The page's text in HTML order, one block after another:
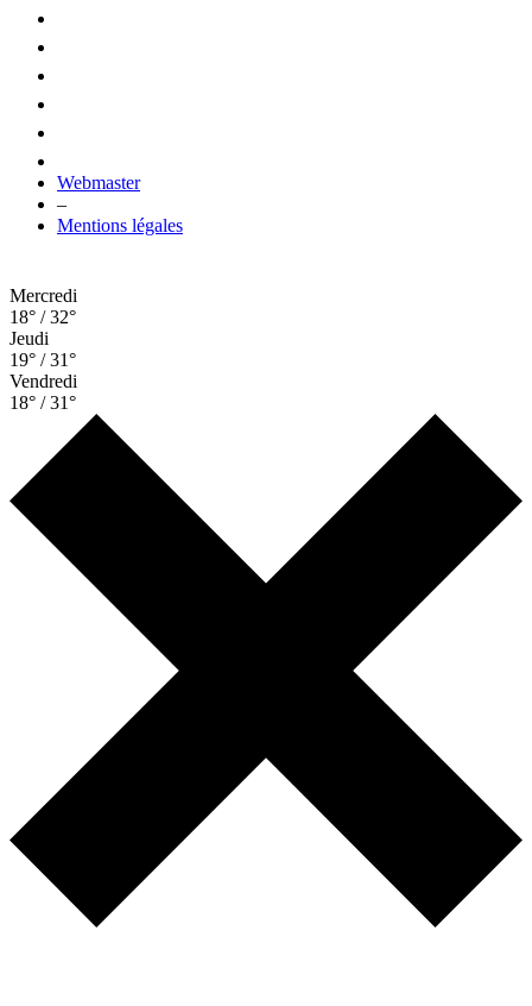
Webmaster
–
Mentions légales
Mercredi
18° / 32°
Jeudi
19° / 31°
Vendredi
18° / 31°